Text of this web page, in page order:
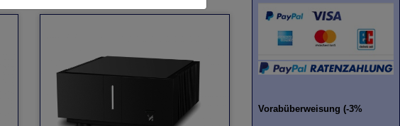
Vorabüberweisung (-3%